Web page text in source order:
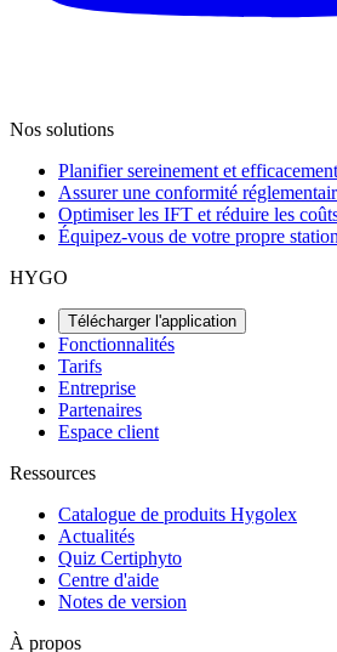
Nos solutions
Planifier sereinement et efficacement
Assurer une conformité
Optimiser les IFT et réduire les
Équipez-vous de votre propre station
HYGO
Télécharger l'application
Fonctionnalités
Tarifs
Entreprise
Partenaires
Espace client
Ressources
Catalogue de produits Hygolex
Actualités
Quiz Certiphyto
Centre d'aide
Notes de version
À propos